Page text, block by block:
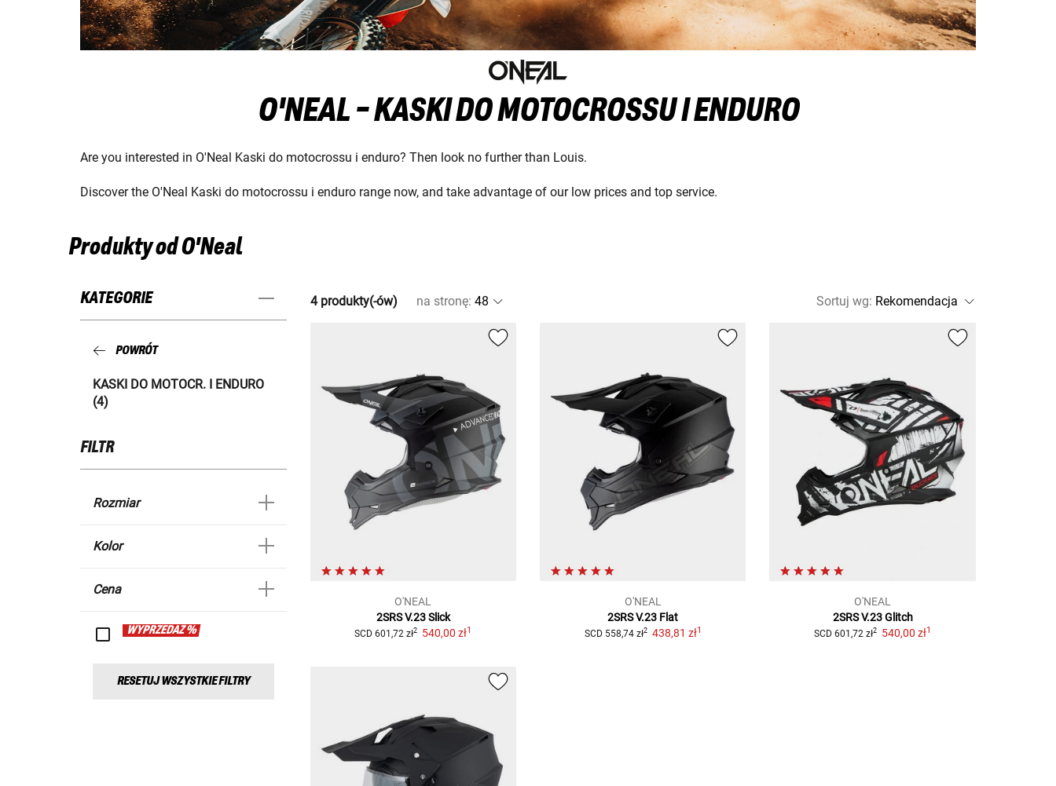
O'NEAL - KASKI DO MOTOCROSSU I ENDURO
Are you interested in O'Neal Kaski do motocrossu i enduro? Then look no further than Louis.
Discover the O'Neal Kaski do motocrossu i enduro range now, and take advantage of our low prices and top service.
Produkty od O'Neal
KATEGORIE
POWRÓT
KASKI DO MOTOCR. I ENDURO
(4)
FILTR
Rozmiar
Kolor
Cena
WYPRZEDAŻ %
RESETUJ WSZYSTKIE FILTRY
4 produkty(-ów) na stronę: Sortuj wg:
O'NEAL
2SRS V.23 Slick
SCD 601,72 zł2 540,00 zł1
O'NEAL
2SRS V.23 Flat
SCD 558,74 zł2 438,81 zł1
O'NEAL
2SRS V.23 Glitch
SCD 601,72 zł2 540,00 zł1